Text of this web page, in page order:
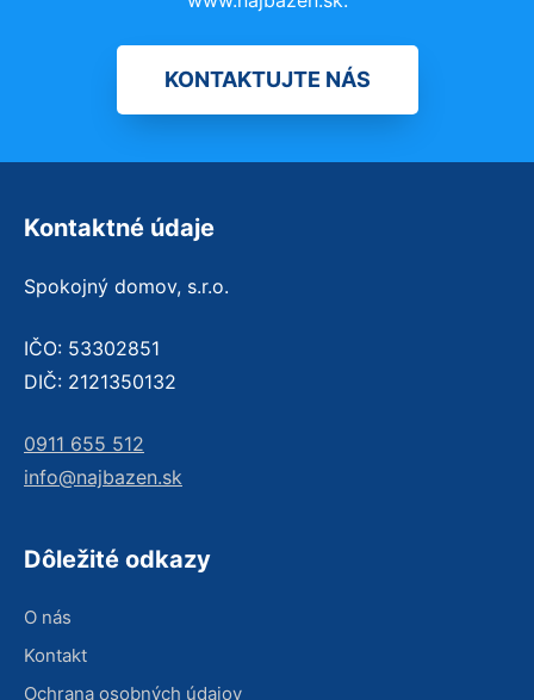
KONTAKTUJTE NÁS
Kontaktné údaje
Spokojný domov, s.r.o.
IČO: 53302851
DIČ: 2121350132
0911 655 512
info@najbazen.sk
Dôležité odkazy
O nás
Kontakt
Ochrana osobných údajov